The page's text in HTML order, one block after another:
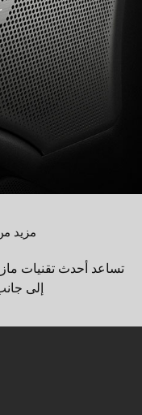
مزيد
تساعد أحدث تقنيات
إلى